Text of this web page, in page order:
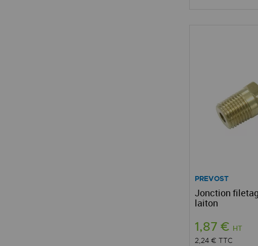
PREVOST
Jonction
laiton
1,87 € HT
2,24 € TTC